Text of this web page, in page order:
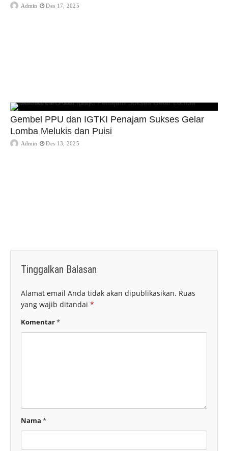
Admin Des 17, 2025
Gembel PPU dan IGTKI Penajam Sukses Gelar
Lomba Melukis dan Puisi
Admin Des 13, 2025
Tinggalkan Balasan
Alamat email Anda tidak akan dipublikasikan. Ruas
yang wajib ditandai *
Komentar*
Nama *